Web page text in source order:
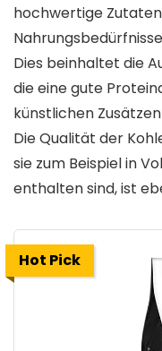
hochwertige
Dies beinhaltet die
die eine gute
künstlichen
Die Qualität der
sie zum Beispiel in
enthalten sind, ist
Hot Pick